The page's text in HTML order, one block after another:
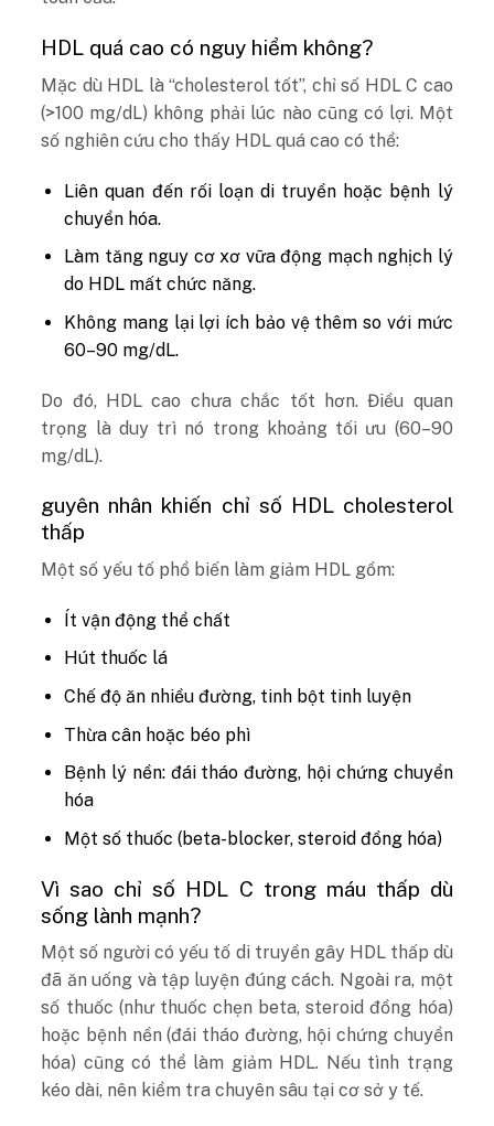
HDL quá cao có nguy hiểm không?
Mặc dù HDL là “cholesterol tốt”, chỉ số HDL C cao
(>100 mg/dL) không phải lúc nào cũng có lợi. Một
số nghiên cứu cho thấy HDL quá cao có thể:
Liên quan đến rối loạn di truyền hoặc bệnh lý
chuyển hóa.
Làm tăng nguy cơ xơ vữa động mạch nghịch lý
do HDL mất chức năng.
Không mang lại lợi ích bảo vệ thêm so với mức
60–90 mg/dL.
Do đó, HDL cao chưa chắc tốt hơn. Điều quan
trọng là duy trì nó trong khoảng tối ưu (60–90
mg/dL).
guyên nhân khiến chỉ số HDL cholesterol
thấp
Một số yếu tố phổ biến làm giảm HDL gồm:
Ít vận động thể chất
Hút thuốc lá
Chế độ ăn nhiều đường, tinh bột tinh luyện
Thừa cân hoặc béo phì
Bệnh lý nền: đái tháo đường, hội chứng chuyển
hóa
Một số thuốc (beta-blocker, steroid đồng hóa)
Vì sao chỉ số HDL C trong máu thấp dù
sống lành mạnh?
Một số người có yếu tố di truyền gây HDL thấp dù
đã ăn uống và tập luyện đúng cách. Ngoài ra, một
số thuốc (như thuốc chẹn beta, steroid đồng hóa)
hoặc bệnh nền (đái tháo đường, hội chứng chuyển
hóa) cũng có thể làm giảm HDL. Nếu tình trạng
kéo dài, nên kiểm tra chuyên sâu tại cơ sở y tế.